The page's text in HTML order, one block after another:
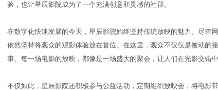
验，也让星辰影院成为了一个充满创意和灵感的社群。
在数字化快速发展的今天，星辰影院始终坚持传统放映的魅力。尽管
依然坚持将观众的观影体验放在首位。在这里，观众不仅仅是被动的
事。每一场电影的放映，都像是一场盛大的聚会，让人们在光影交错
不仅如此，星辰影院还积极参与公益活动，定期组织放映会，将电影